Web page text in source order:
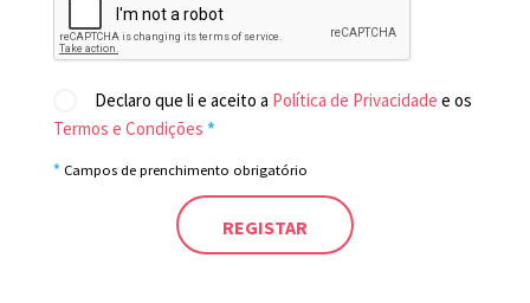
Declaro que li e aceito a Política de Privacidade e os
Termos e Condições *
* Campos de prenchimento obrigatório